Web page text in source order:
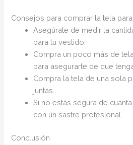
Consejos para comprar la tela
Asegúrate de medir la
para tu vestido.
Compra un poco más de
para asegurarte de que
Compra la tela de una sola
juntas.
Si no estás segura de
con un sastre profesional.
Conclusión